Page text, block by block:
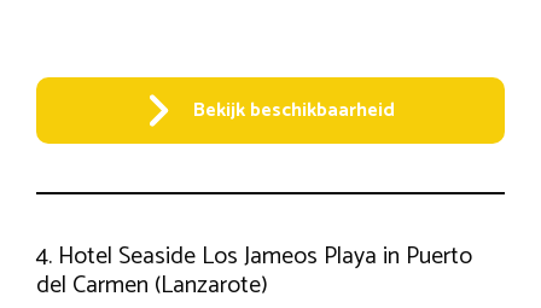
Bekijk beschikbaarheid
4. Hotel Seaside Los Jameos Playa in Puerto
del Carmen (Lanzarote)